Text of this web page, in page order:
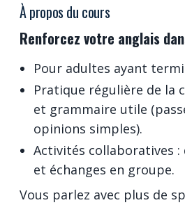
À propos du cours
Renforcez votre anglais
Pour adultes ayant
Pratique régulière de la
et grammaire utile
opinions simples).
Activités collaboratives
et échanges en groupe.
Vous parlez avec plus de